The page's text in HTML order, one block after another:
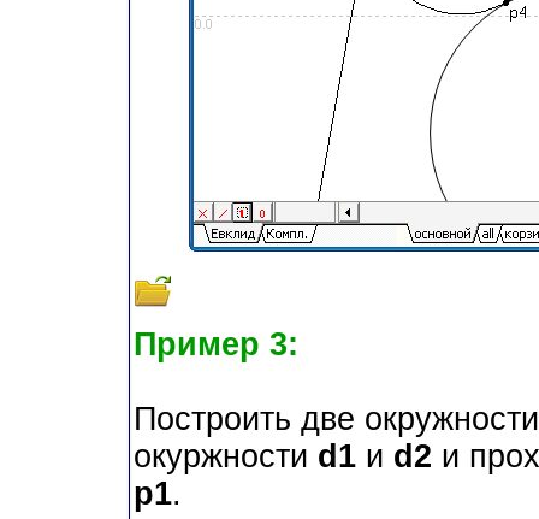
Пример 3:
Построить две
окуржности d1и d2 и
p1.